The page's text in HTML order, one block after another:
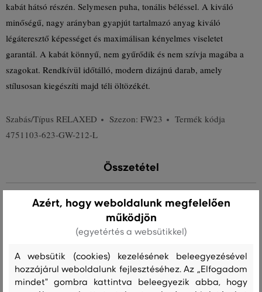
kabát hátsó részén. Selymesen puha, tonális béléssel. A kiváló
minőségű, nagy arányban gyapjút tartalmazó anyag kiváló
légáteresztő képességet és maximálisan kényelmes viseletet
garantál. A kabát könnyű, nem gyűrődik és nem szívja magába a
szagokat. Rendkívül időtálló, modern dizájnú darab, amely
stílusosan kiegészíti majd téli öltözékét.
Szabás/Típus RELAXED Szezon: FW23
Termék kódja
4751103-623-GW-212-L
Összetétel
felső anyag
10 %
bélésanyag
VISZKÓZ
100 %
Azért, hogy weboldalunk megfelelően
működjön
(egyetértés a websütikkel)
A websütik (cookies) kezelésének beleegyezésével
hozzájárul weboldalunk fejlesztéséhez. Az „Elfogadom
mindet" gombra kattintva beleegyezik abba, hogy